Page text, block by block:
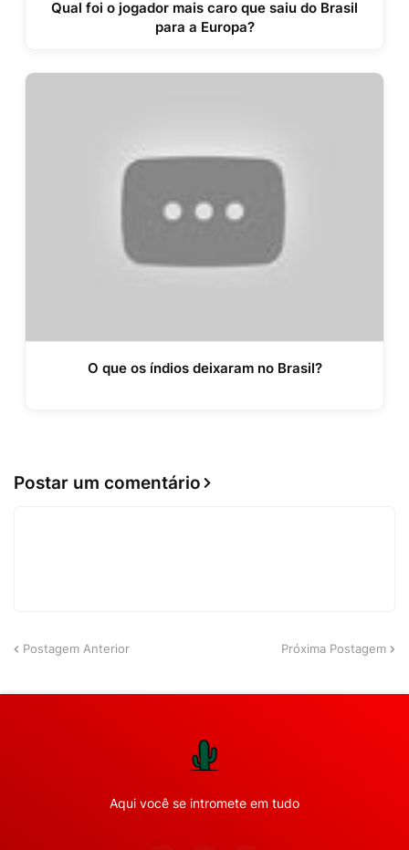
Qual foi o jogador mais caro que saiu do Brasil
para a Europa?
O que os índios deixaram no Brasil?
Postar um comentário
Postagem Anterior Próxima Postagem
Aqui você se intromete em tudo